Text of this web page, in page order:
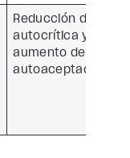
Reducción de la
autocrítica y
aumento de la
autoaceptación.